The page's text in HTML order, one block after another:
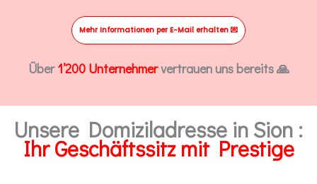
Mehr Informationen per E-Mail erhalten 💌
Über1’200 Unternehmervertrauen uns bereits 🙏
Unsere Domiziladresse in Sion :
Ihr Geschäftssitz mit Prestige